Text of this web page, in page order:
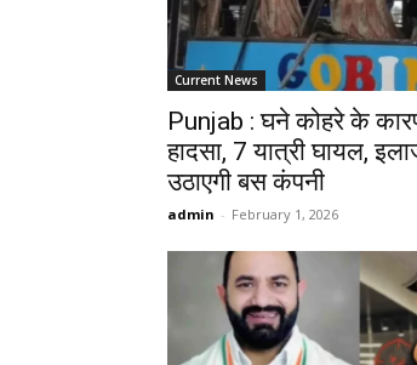
Current News
Punjab : घने कोहरे के
हादसा, 7 यात्री घायल,
उठाएगी बस कंपनी
admin - February 1, 2026